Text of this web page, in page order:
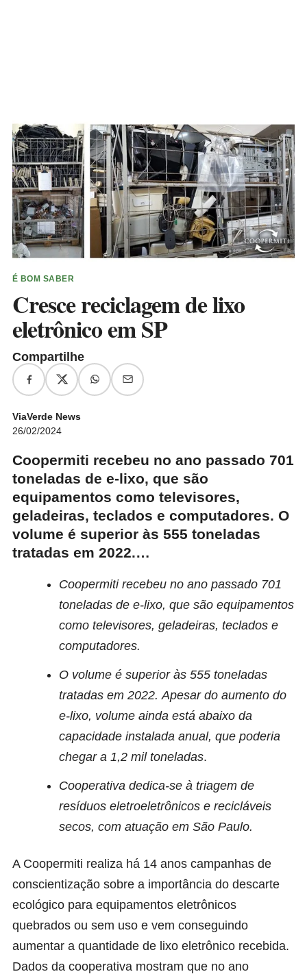
É BOM SABER
Cresce reciclagem de lixo
eletrônico em SP
Compartilhe
ViaVerde News
26/02/2024
Coopermiti recebeu no ano passado 701
toneladas de e-lixo, que são
equipamentos como televisores,
geladeiras, teclados e computadores. O
volume é superior às 555 toneladas
tratadas em 2022.…
Coopermiti recebeu no ano passado 701
toneladas de e-lixo, que são equipamentos
como televisores, geladeiras, teclados e
computadores.
O volume é superior às 555 toneladas
tratadas em 2022. Apesar do aumento do
e-lixo, volume ainda está abaixo da
capacidade instalada anual, que poderia
chegar a 1,2 mil toneladas.
Cooperativa dedica-se à triagem de
resíduos eletroeletrônicos e recicláveis
secos, com atuação em São Paulo.
A Coopermiti realiza há 14 anos campanhas de
conscientização sobre a importância do descarte
ecológico para equipamentos eletrônicos
quebrados ou sem uso e vem conseguindo
aumentar a quantidade de lixo eletrônico recebida.
Dados da cooperativa mostram que no ano